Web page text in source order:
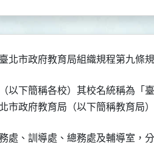
北市政府教育局組織規程第九條
以下簡稱各校）其校名統稱為「
市政府教育局（以下簡稱教育局
處、訓導處、總務處及輔導室，